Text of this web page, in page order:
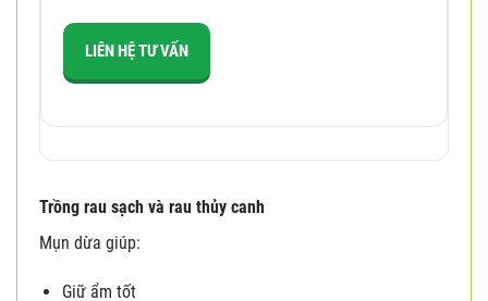
LIÊN HỆ TƯ VẤN
Trồng rau sạch và rau thủy canh
Mụn dừa giúp:
Giữ ẩm tốt